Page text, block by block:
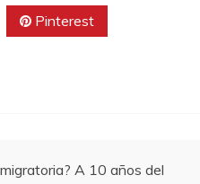
Pinterest
A 10 años del